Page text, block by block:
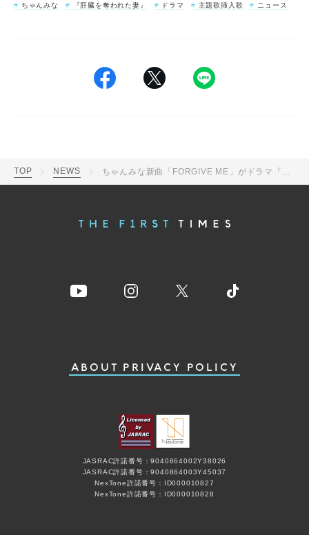
ちゃんみな 『肝臓を奪われた妻』 ドラマ 主題歌挿入歌 ニュース
TOP NEWS ちゃんみな新曲「FORGIVE ME」がドラマ『肝臓を奪われた妻』主題歌に決定
ABOUT PRIVACY POLICY
JASRAC許諾番号：9040864002Y38026
JASRAC許諾番号：9040864003Y45037
NexTone許諾番号：ID000010827
NexTone許諾番号：ID000010828